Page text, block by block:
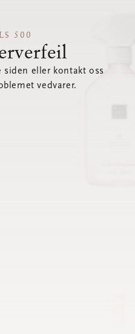
500
siden eller kontakt oss
vedvarer.